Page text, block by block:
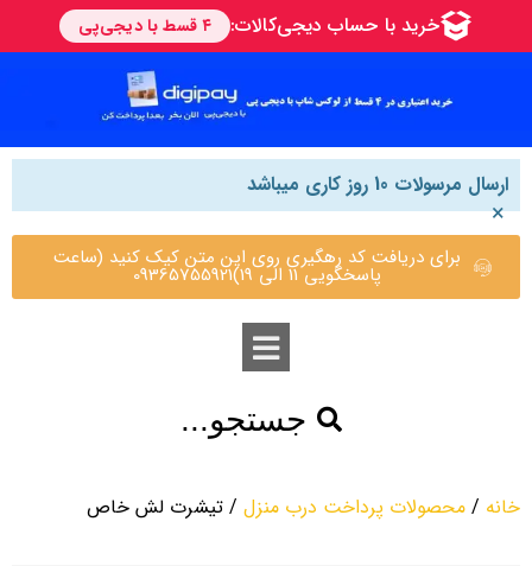
ارسال مرسولات 10 روز کاری میباشد
×
برای دریافت کد رهگیری روی این متن کیک کنید (ساعت
پاسخگویی 11 الی 19)09365755921
جستجو...
خانه / محصولات پرداخت درب منزل / تیشرت لش خاص